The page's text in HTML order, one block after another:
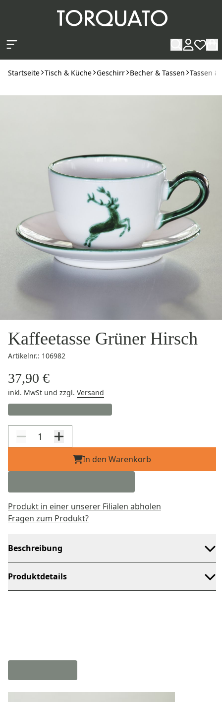
Startseite Tisch & Küche Geschirr Becher & Tassen Tassen
Kaffeetasse Grüner Hirsch
Artikelnr.: 106982
37,90 €
inkl. MwSt und zzgl. Versand
In den Warenkorb
Produkt in einer unserer Filialen abholen
Fragen zum Produkt?
Beschreibung
Produktdetails